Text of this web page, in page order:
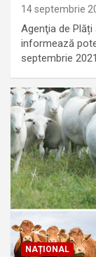
14 septembrie
Agenţia de
informează
septembrie
NAȚIONAL